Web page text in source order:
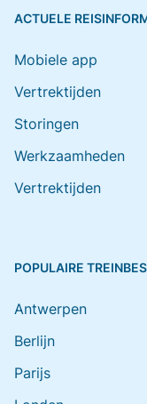
ACTUELE
Mobiele app
Vertrektijden
Storingen
Werkzaamheden
Vertrektijden
POPULAIRE
Antwerpen
Berlijn
Parijs